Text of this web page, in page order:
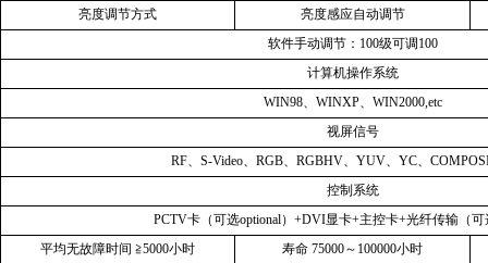
亮度调节方式
亮度感应自动调节
软件手动调节： 100级可调 100
计算机操作系统
WIN98、 WINXP、 WIN2000,etc
视屏信号
RF、 S-Video、 RGB、 RGBHV、 YUV、 YC、
控制系统
PCTV卡（可选optional） +DVI显卡+主控卡+光纤传输（可
平均无故障时间 ≧5000小时 寿命 75000～ 100000小时